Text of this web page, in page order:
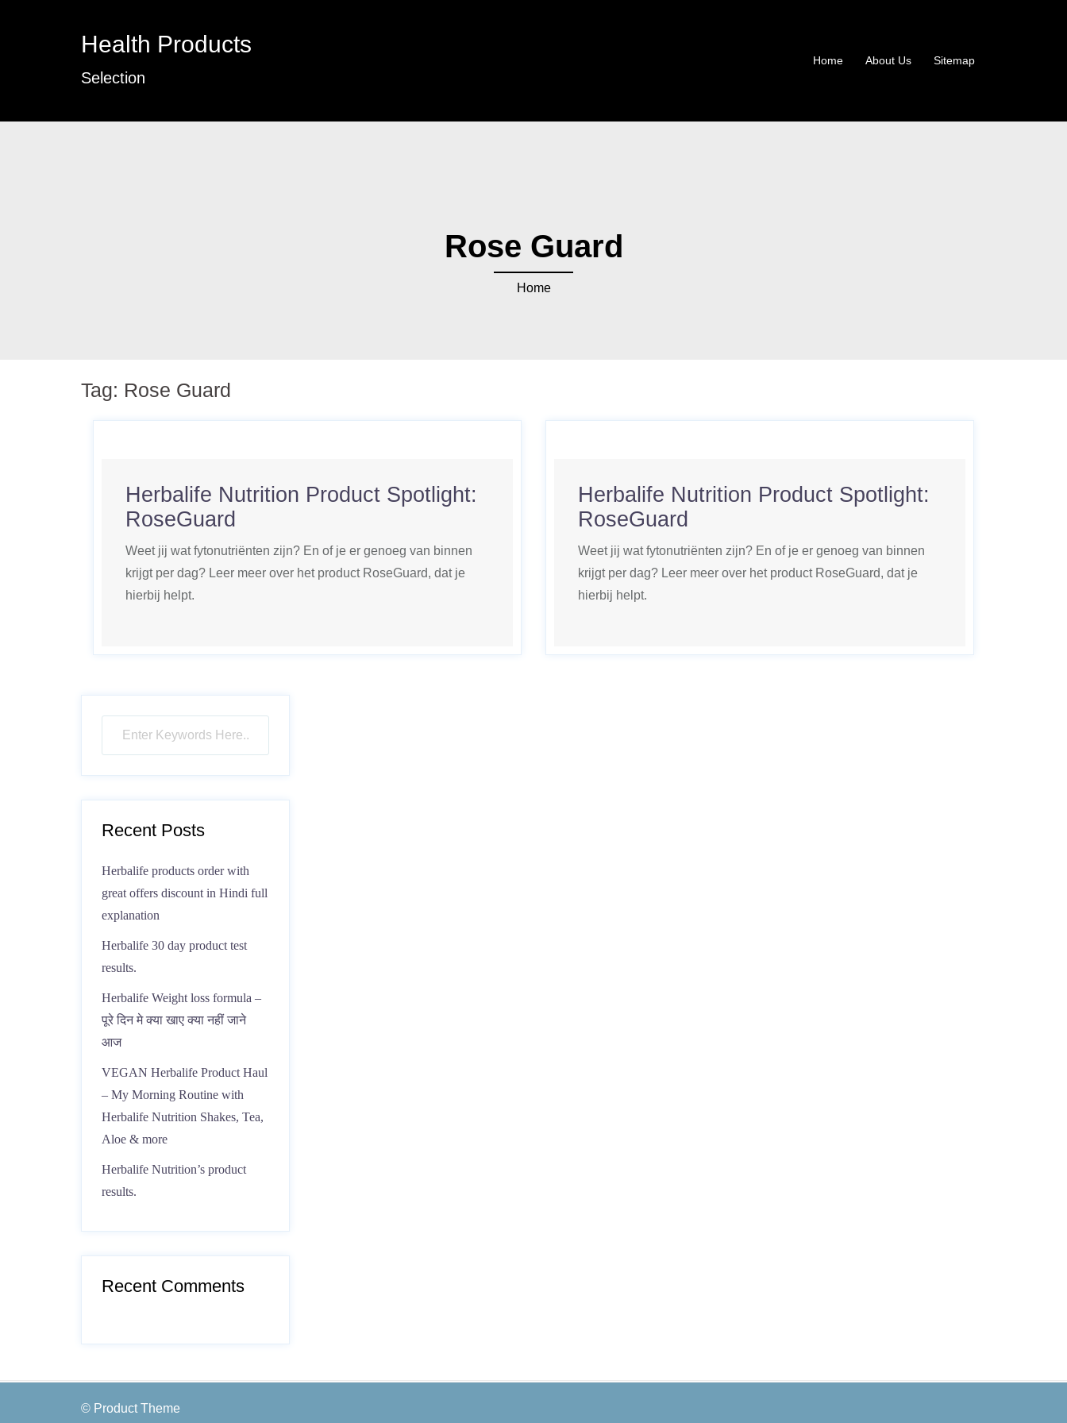
Health Products
Selection
Home About Us Sitemap
Rose Guard
Home
Tag: Rose Guard
Herbalife Nutrition Product Spotlight:
RoseGuard
Weet jij wat fytonutriënten zijn? En of je er genoeg van binnen
krijgt per dag? Leer meer over het product RoseGuard, dat je
hierbij helpt.
Herbalife Nutrition Product Spotlight:
RoseGuard
Weet jij wat fytonutriënten zijn? En of je er genoeg van binnen
krijgt per dag? Leer meer over het product RoseGuard, dat je
hierbij helpt.
Recent Posts
Herbalife products order with
great offers discount in Hindi full
explanation
Herbalife 30 day product test
results.
Herbalife Weight loss formula –
पूरे दिन मे क्या खाए क्या नहीं जाने
आज
VEGAN Herbalife Product Haul
– My Morning Routine with
Herbalife Nutrition Shakes, Tea,
Aloe & more
Herbalife Nutrition’s product
results.
Recent Comments
© Product Theme